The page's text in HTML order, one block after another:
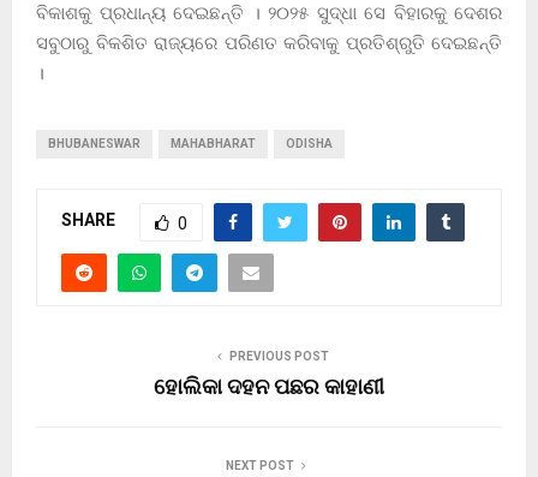
ବିକାଶକୁ ପ୍ରଧାନ୍ୟ ଦେଇଛନ୍ତି । ୨୦୨୫ ସୁଦ୍ଧା ସେ ବିହାରକୁ ଦେଶର
ସବୁଠାରୁ ବିକଶିତ ରାଜ୍ୟରେ ପରିଣତ କରିବାକୁ ପ୍ରତିଶ୍ରୁତି ଦେଇଛନ୍ତି
।
BHUBANESWAR MAHABHARAT ODISHA
SHARE 0
PREVIOUS POST
ହୋଲିକା ଦହନ ପଛର କାହାଣୀ
NEXT POST